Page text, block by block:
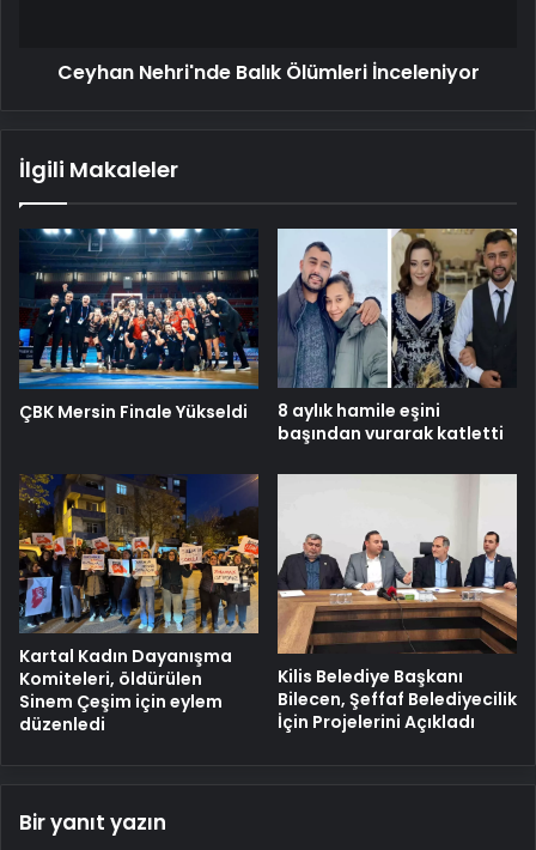
Ceyhan Nehri'nde Balık Ölümleri İnceleniyor
İlgili Makaleler
ÇBK Mersin Finale Yükseldi
8 aylık hamile eşini
başından vurarak katletti
Kartal Kadın Dayanışma
Komiteleri, öldürülen
Sinem Çeşim için eylem
düzenledi
Kilis Belediye Başkanı
Bilecen, Şeffaf Belediyecilik
İçin Projelerini Açıkladı
Bir yanıt yazın